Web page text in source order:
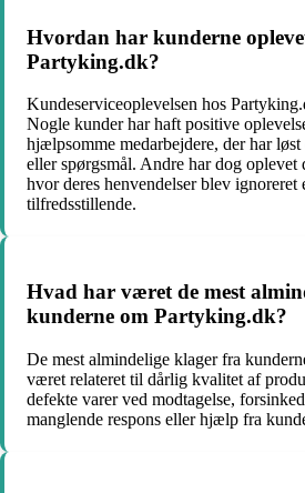
Hvordan har kunderne
Partyking.dk?
Kundeserviceoplevelsen hos
Nogle kunder har haft positive
hjælpsomme medarbejdere, der har
eller spørgsmål. Andre har dog oplevet
hvor deres henvendelser blev ignoreret
tilfredsstillende.
Hvad har været de mest
kunderne om Partyking.dk?
De mest almindelige klager fra
været relateret til dårlig kvalitet af
defekte varer ved modtagelse,
manglende respons eller hjælp fra